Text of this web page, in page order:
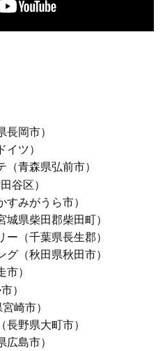
長岡市）
イツ）
青森県弘前市）
谷区）
みがうら市）
県柴田郡柴田町）
（千葉県長生郡）
（秋田県秋田市）
）
）
崎市）
野県大町市）
島市）